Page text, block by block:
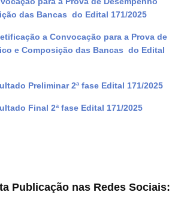
das Bancas do Edital 171/2025
a Convocação para a Prova de
e Composição das Bancas do Edital
Preliminar 2ª fase Edital 171/2025
Final 2ª fase Edital 171/2025
Publicação nas Redes Sociais: